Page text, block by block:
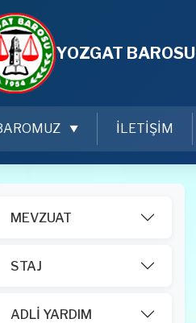
YOZGAT BAROSU
İLETİŞİM
MEVZUAT
STAJ
ADLİ YARDIM